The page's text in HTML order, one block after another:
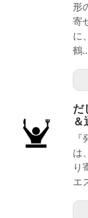
形
寄
に
鶴
だ
＆
は
り
エ